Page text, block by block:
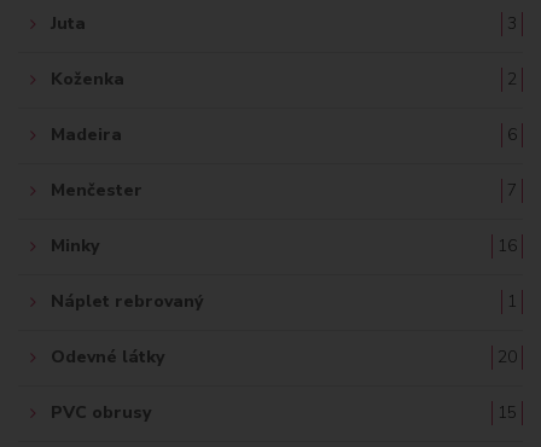
Juta 3
Koženka 2
Madeira 6
Menčester 7
Minky 16
Náplet rebrovaný 1
Odevné látky 20
PVC obrusy 15